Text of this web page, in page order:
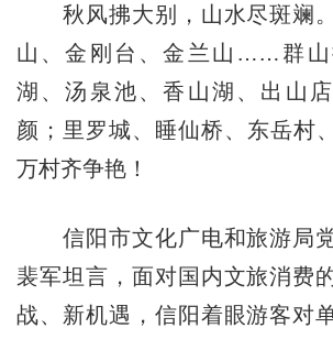
秋风拂大别，山水尽斑斓
山、金刚台、金兰山……群山
湖、汤泉池、香山湖、出山
颜；里罗城、睡仙桥、东岳
万村齐争艳！
信阳市文化广电和旅游局
裴军坦言，面对国内文旅消费
战、新机遇，信阳着眼游客对